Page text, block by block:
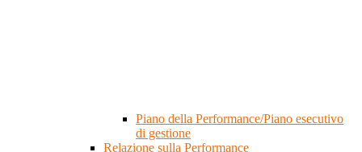
Piano della Performance/Piano esecutivo
di gestione
Relazione sulla Performance